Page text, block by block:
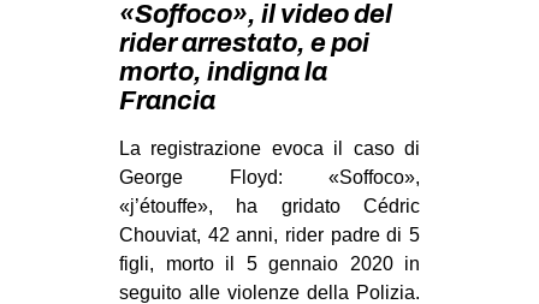
STUDENTI TSUNAMI
ZAM
MOBILITAZIONI
SPAZI
SPORT POPOLARE
MOVIMENTI
«Soffoco», il video del
rider arrestato, e poi
morto, indigna la
Francia
La registrazione evoca il caso di
George Floyd: «Soffoco»,
«j’étouffe», ha gridato Cédric
Chouviat, 42 anni, rider padre di 5
figli, morto il 5 gennaio 2020 in
seguito alle violenze della Polizia.